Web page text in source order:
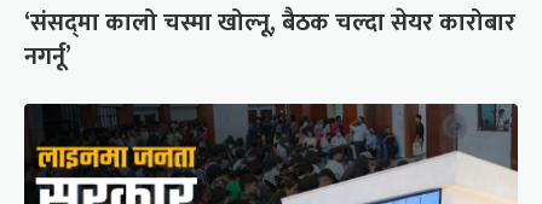
‘संसद्‍मा कालो चस्मा खोल्नू, बैठक चल्दा सेयर कारोबार
नगर्नू’